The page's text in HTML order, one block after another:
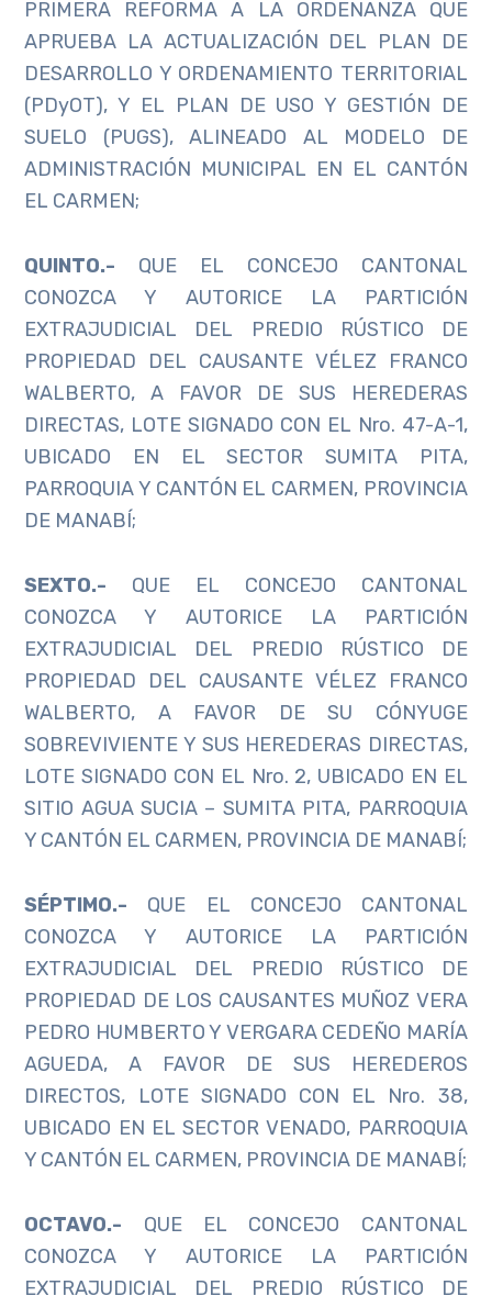
PRIMERA REFORMA A LA ORDENANZA QUE
APRUEBA LA ACTUALIZACIÓN DEL PLAN DE
DESARROLLO Y ORDENAMIENTO TERRITORIAL
(PDyOT), Y EL PLAN DE USO Y GESTIÓN DE
SUELO (PUGS), ALINEADO AL MODELO DE
ADMINISTRACIÓN MUNICIPAL EN EL CANTÓN
EL CARMEN;
QUINTO.- QUE EL CONCEJO CANTONAL
CONOZCA Y AUTORICE LA PARTICIÓN
EXTRAJUDICIAL DEL PREDIO RÚSTICO DE
PROPIEDAD DEL CAUSANTE VÉLEZ FRANCO
WALBERTO, A FAVOR DE SUS HEREDERAS
DIRECTAS, LOTE SIGNADO CON EL Nro. 47-A-1,
UBICADO EN EL SECTOR SUMITA PITA,
PARROQUIA Y CANTÓN EL CARMEN, PROVINCIA
DE MANABÍ;
SEXTO.- QUE EL CONCEJO CANTONAL
CONOZCA Y AUTORICE LA PARTICIÓN
EXTRAJUDICIAL DEL PREDIO RÚSTICO DE
PROPIEDAD DEL CAUSANTE VÉLEZ FRANCO
WALBERTO, A FAVOR DE SU CÓNYUGE
SOBREVIVIENTE Y SUS HEREDERAS DIRECTAS,
LOTE SIGNADO CON EL Nro. 2, UBICADO EN EL
SITIO AGUA SUCIA – SUMITA PITA, PARROQUIA
Y CANTÓN EL CARMEN, PROVINCIA DE MANABÍ;
SÉPTIMO.- QUE EL CONCEJO CANTONAL
CONOZCA Y AUTORICE LA PARTICIÓN
EXTRAJUDICIAL DEL PREDIO RÚSTICO DE
PROPIEDAD DE LOS CAUSANTES MUÑOZ VERA
PEDRO HUMBERTO Y VERGARA CEDEÑO MARÍA
AGUEDA, A FAVOR DE SUS HEREDEROS
DIRECTOS, LOTE SIGNADO CON EL Nro. 38,
UBICADO EN EL SECTOR VENADO, PARROQUIA
Y CANTÓN EL CARMEN, PROVINCIA DE MANABÍ;
OCTAVO.- QUE EL CONCEJO CANTONAL
CONOZCA Y AUTORICE LA PARTICIÓN
EXTRAJUDICIAL DEL PREDIO RÚSTICO DE